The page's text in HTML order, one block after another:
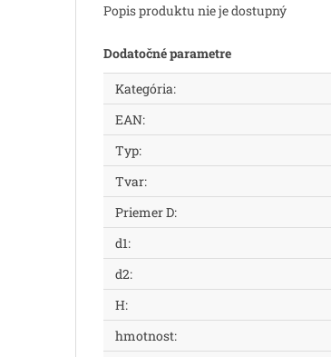
Popis produktu nie je dostupný
Dodatočné parametre
Kategória:
EAN:
Typ:
Tvar:
Priemer D:
d1:
d2:
H:
hmotnost: